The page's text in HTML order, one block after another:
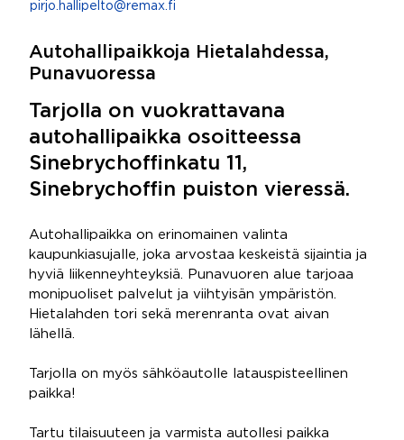
pirjo.hallipelto@remax.fi
Autohallipaikkoja Hietalahdessa,
Punavuoressa
Tarjolla on vuokrattavana
autohallipaikka osoitteessa
Sinebrychoffinkatu 11,
Sinebrychoffin puiston vieressä.
Autohallipaikka on erinomainen valinta
kaupunkiasujalle, joka arvostaa keskeistä sijaintia ja
hyviä liikenneyhteyksiä. Punavuoren alue tarjoaa
monipuoliset palvelut ja viihtyisän ympäristön.
Hietalahden tori sekä merenranta ovat aivan
lähellä.
Tarjolla on myös sähköautolle latauspisteellinen
paikka!
Tartu tilaisuuteen ja varmista autollesi paikka